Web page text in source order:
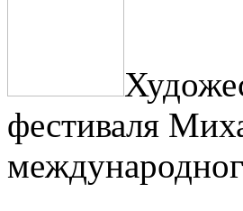
фестиваля